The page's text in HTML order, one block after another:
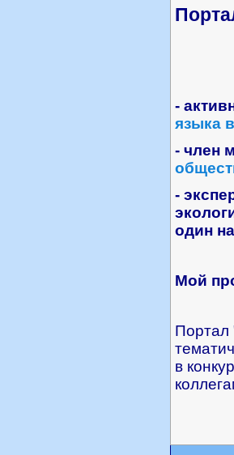
-
языка
- член
-
один
Мой
Портал
в